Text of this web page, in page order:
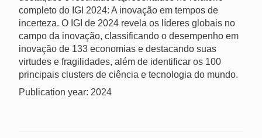
completo do IGI 2024: A inovação em tempos de
incerteza. O IGI de 2024 revela os líderes globais no
campo da inovação, classificando o desempenho em
inovação de 133 economias e destacando suas
virtudes e fragilidades, além de identificar os 100
principais clusters de ciência e tecnologia do mundo.
Publication year: 2024